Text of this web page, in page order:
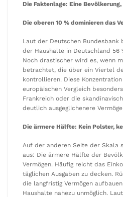
Die Faktenlage: Eine
Die oberen 10 % dominieren das
Laut der Deutschen Bundesbank
der Haushalte in Deutschland 56
Noch drastischer wird es, wenn
betrachtet, die über ein Viertel
kontrollieren. Diese
europäischen Vergleich
Frankreich oder die
deutlich ausgeglichenere
Die ärmere Hälfte: Kein Polster,
Auf der anderen Seite der Skala
aus: Die ärmere Hälfte der
Vermögen. Häufig reicht das
täglichen Ausgaben zu decken.
die langfristig Vermögen
Haushalte nahezu unmöglich.